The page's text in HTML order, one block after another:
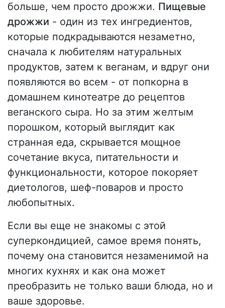
больше, чем просто дрожжи. Пищевые
дрожжи - один из тех ингредиентов,
которые подкрадываются незаметно,
сначала к любителям натуральных
продуктов, затем к веганам, и вдруг они
появляются во всем - от попкорна в
домашнем кинотеатре до рецептов
веганского сыра. Но за этим желтым
порошком, который выглядит как
странная еда, скрывается мощное
сочетание вкуса, питательности и
функциональности, которое покоряет
диетологов, шеф-поваров и просто
любопытных.
Если вы еще не знакомы с этой
суперкондицией, самое время понять,
почему она становится незаменимой на
многих кухнях и как она может
преобразить не только ваши блюда, но и
ваше здоровье.